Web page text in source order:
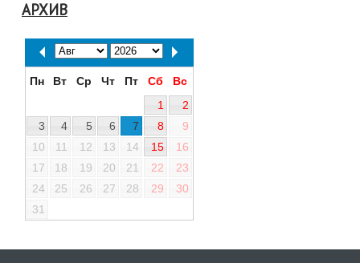
АРХИВ
Пн Вт Ср Чт Пт Сб
Вс
1
2
3
4 5 6 7 8
9
10
11 12 13 14 15
16
17
18 19 20 21 22
23
24
25 26 27 28 29
30
31